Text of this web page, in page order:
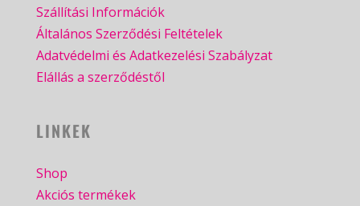
Szállítási Információk
Általános Szerződési Feltételek
Adatvédelmi és Adatkezelési Szabályzat
Elállás a szerződéstől
LINKEK
Shop
Akciós termékek